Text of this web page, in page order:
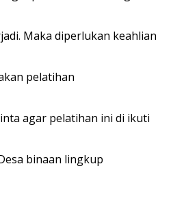
Maka diperlukan keahlian
pelatihan
agar pelatihan ini di ikuti
binaan lingkup